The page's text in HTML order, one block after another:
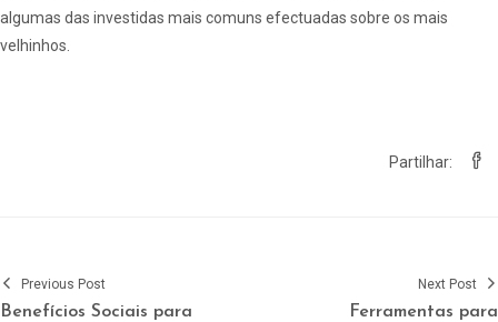
algumas das investidas mais comuns efectuadas sobre os mais
velhinhos.
Partilhar:
Previous Post
Benefícios Sociais para
Next Post
Ferramentas para